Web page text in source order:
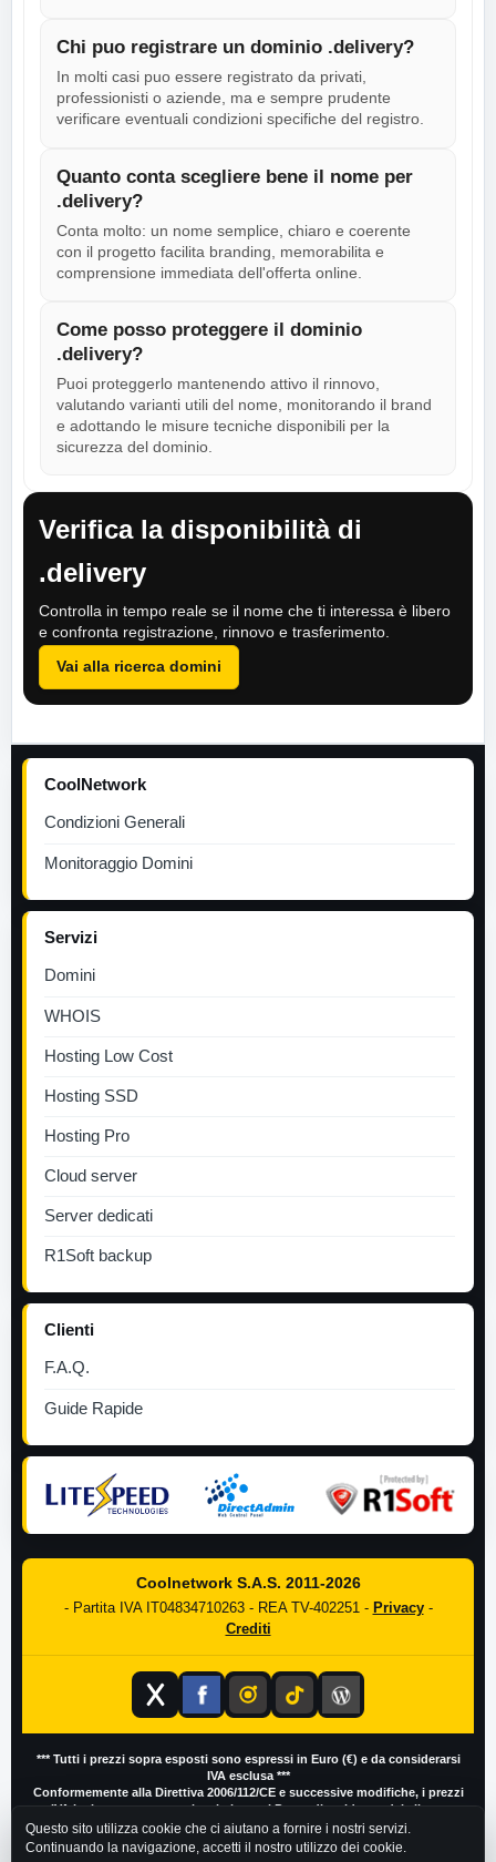
Questo sito utilizza cookie che ci aiutano a fornire i nostri servizi.
Continuando la navigazione, accetti il nostro utilizzo dei cookie.
Chi puo registrare un dominio .delivery?
In molti casi puo essere registrato da privati,
professionisti o aziende, ma e sempre prudente
verificare eventuali condizioni specifiche del registro.
Quanto conta scegliere bene il nome per
.delivery?
Conta molto: un nome semplice, chiaro e coerente
con il progetto facilita branding, memorabilita e
comprensione immediata dell'offerta online.
Come posso proteggere il dominio
.delivery?
Puoi proteggerlo mantenendo attivo il rinnovo,
valutando varianti utili del nome, monitorando il brand
e adottando le misure tecniche disponibili per la
sicurezza del dominio.
Verifica la disponibilità di
.delivery
Controlla in tempo reale se il nome che ti interessa è libero
e confronta registrazione, rinnovo e trasferimento.
Vai alla ricerca domini
CoolNetwork
Condizioni Generali
Monitoraggio Domini
Servizi
Domini
WHOIS
Hosting Low Cost
Hosting SSD
Hosting Pro
Cloud server
Server dedicati
R1Soft backup
Clienti
F.A.Q.
Guide Rapide
Coolnetwork S.A.S. 2011-2026
- Partita IVA IT04834710263 - REA TV-402251 - Privacy-
Crediti
*** Tutti i prezzi sopra esposti sono espressi in Euro (€) e da considerarsi
IVA esclusa ***
Conformemente alla Direttiva 2006/112/CE e successive modifiche, i prezzi
IVA inclusa possono variare in base al Paese di residenza del cliente